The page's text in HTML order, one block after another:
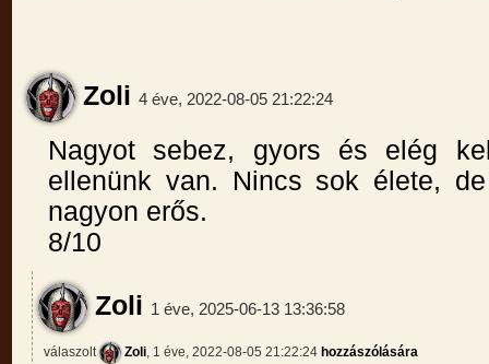
Zoli 4 éve, 2022-08-05 21:22:24
Nagyot sebez, gyors és elég
ellenünk van. Nincs sok élete,
nagyon erős.
8/10
Zoli 1 éve, 2025-06-13 13:36:58
válaszolt Zoli, 1 éve, 2022-08-05 21:22:24 hozzászólására